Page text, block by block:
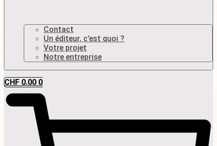
Contact
Un éditeur, c’est quoi ?
Votre projet
Notre entreprise
CHF 0.00 0